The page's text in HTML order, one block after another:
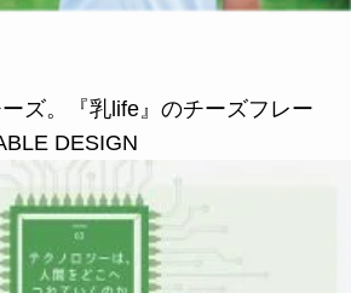
ズ。『乳life』のチーズフレー
DESIGN